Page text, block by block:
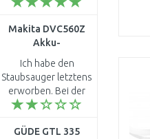
Makita DVC560Z
Akku-
Bodenstaubsauger
2x18V,
Arbeitsbreite: 32
(ohne Akku, ohne
Ladegerät)
Ich habe den
Staubsauger letztens
erworben. Bei der
Teppichboden
Bürste richtig super.
GÜDE GTL 335